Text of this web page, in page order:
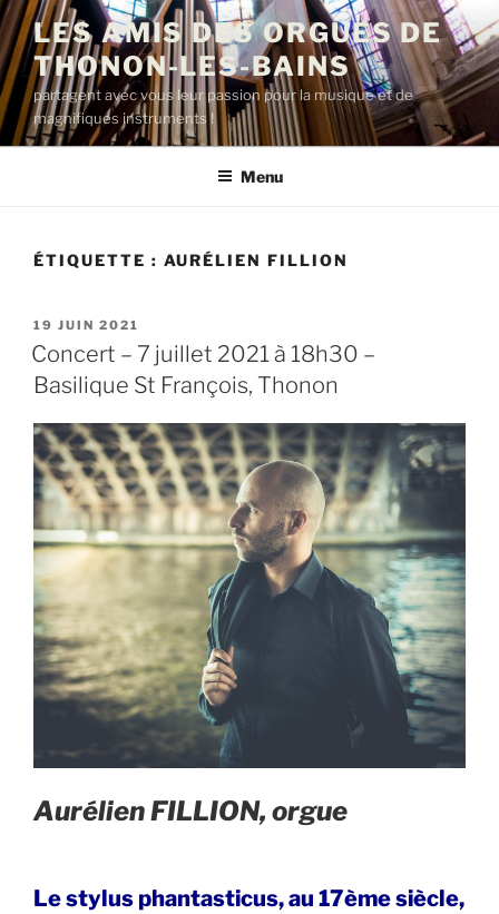
Aller
au
contenu
principal
LES AMIS DES ORGUES DE
THONON-LES-BAINS
partagent avec vous leur passion pour la musique et de
magnifiques instruments !
Menu
ÉTIQUETTE : AURÉLIEN FILLION
PUBLIÉ
LE
19 JUIN 2021
Concert – 7 juillet 2021 à 18h30 –
Basilique St François, Thonon
Aurélien FILLION, orgue
Le stylus phantasticus, au 17ème siècle,